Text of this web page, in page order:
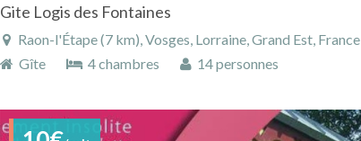
Gite Logis des Fontaines
Raon-l'Étape (7 km), Vosges, Lorraine, Grand Est, France
Gîte
4 chambres 14 personnes